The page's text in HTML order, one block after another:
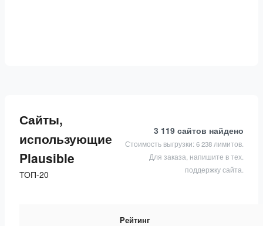
Сайты,
использующие
Plausible
ТОП-20
3 119 сайтов найдено
Стоимость выгрузки: 6 238 лимитов.
Для заказа, напишите в тех.
поддержку сайта.
Рейтинг